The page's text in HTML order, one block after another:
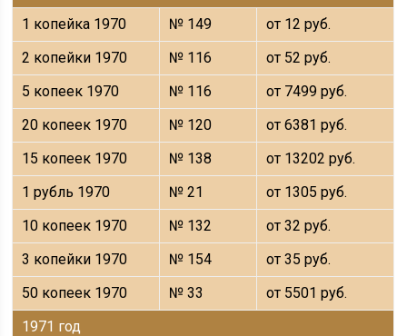
1 копейка 1970
№ 149
от 12 руб.
2 копейки 1970
№ 116
от 52 руб.
5 копеек 1970
№ 116
от 7499 руб.
20 копеек 1970
№ 120
от 6381 руб.
15 копеек 1970
№ 138
от 13202 руб.
1 рубль 1970
№ 21
от 1305 руб.
10 копеек 1970
№ 132
от 32 руб.
3 копейки 1970
№ 154
от 35 руб.
50 копеек 1970
№ 33
от 5501 руб.
1971 год